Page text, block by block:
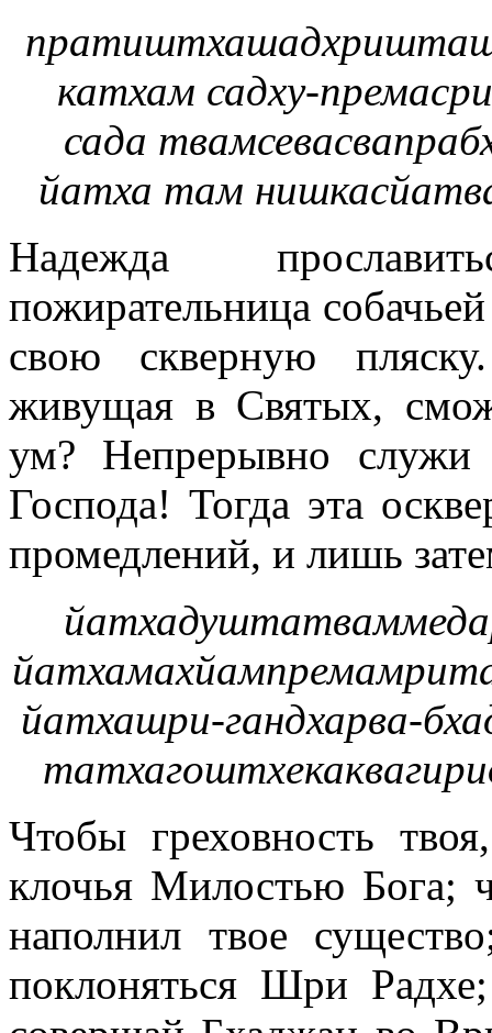
катхам садху-
сада
йатха там
Надежда
пожирательница
свою скверную
живущая в Святых,
ум? Непрерывно служи
Господа! Тогда эта
промедлений, и лишь
йатхашри-гандхарва-
Чтобы греховность
клочья Милостью
наполнил твое
поклоняться Шри